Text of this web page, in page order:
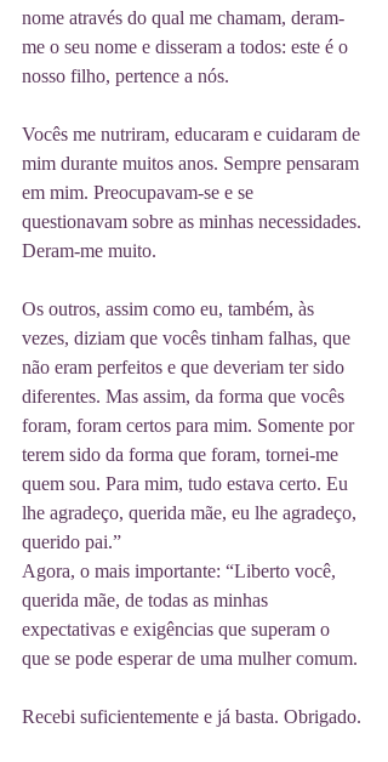
nome através do qual me chamam, deram-
me o seu nome e disseram a todos: este é o
nosso filho, pertence a nós.
Vocês me nutriram, educaram e cuidaram de
mim durante muitos anos. Sempre pensaram
em mim. Preocupavam-se e se
questionavam sobre as minhas necessidades.
Deram-me muito.
Os outros, assim como eu, também, às
vezes, diziam que vocês tinham falhas, que
não eram perfeitos e que deveriam ter sido
diferentes. Mas assim, da forma que vocês
foram, foram certos para mim. Somente por
terem sido da forma que foram, tornei-me
quem sou. Para mim, tudo estava certo. Eu
lhe agradeço, querida mãe, eu lhe agradeço,
querido pai.”
Agora, o mais importante: “Liberto você,
querida mãe, de todas as minhas
expectativas e exigências que superam o
que se pode esperar de uma mulher comum.
Recebi suficientemente e já basta. Obrigado.